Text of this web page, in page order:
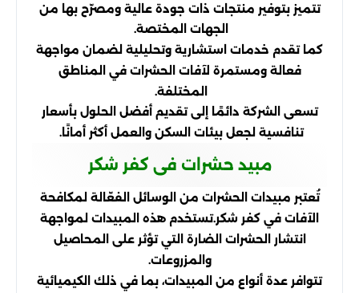
تتميز بتوفير منتجات ذات جودة عالية ومصرّح بها من
الجهات المختصة.
كما تقدم خدمات استشارية وتحليلية لضمان مواجهة
فعالة ومستمرة لآفات الحشرات في المناطق
المختلفة.
تسعى الشركة دائمًا إلى تقديم أفضل الحلول بأسعار
تنافسية لجعل بيئات السكن والعمل أكثر أمانًا.
مبيد حشرات فى كفر شكر
تُعتبر مبيدات الحشرات من الوسائل الفعّالة لمكافحة
الآفات في كفر شكر.تستخدم هذه المبيدات لمواجهة
انتشار الحشرات الضارة التي تؤثر على المحاصيل
والمزروعات.
تتوافر عدة أنواع من المبيدات، بما في ذلك الكيميائية